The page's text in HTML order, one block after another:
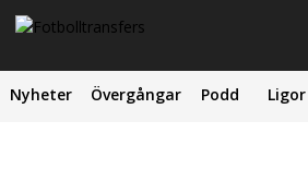
Nyheter Övergångar Podd Ligor